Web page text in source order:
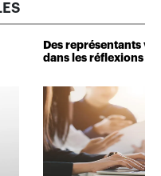
Des représentants
dans les réflexions de